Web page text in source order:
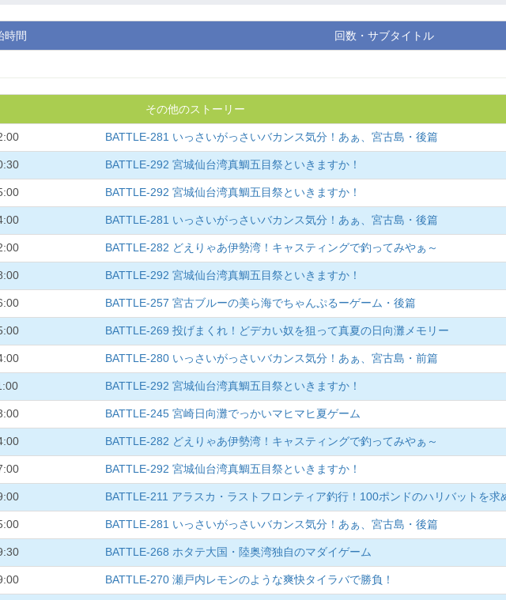
時間 回数・サブタイトル
その他のストーリー
BATTLE-281 いっさいがっさいバカンス気分！あぁ、宮古島・後篇
BATTLE-292 宮城仙台湾真鯛五目祭といきますか！
BATTLE-292 宮城仙台湾真鯛五目祭といきますか！
BATTLE-281 いっさいがっさいバカンス気分！あぁ、宮古島・後篇
BATTLE-282 どえりゃあ伊勢湾！キャスティングで釣ってみやぁ～
BATTLE-292 宮城仙台湾真鯛五目祭といきますか！
BATTLE-257 宮古ブルーの美ら海でちゃんぷるーゲーム・後篇
BATTLE-269 投げまくれ！どデカい奴を狙って真夏の日向灘メモリー
BATTLE-280 いっさいがっさいバカンス気分！あぁ、宮古島・前篇
BATTLE-292 宮城仙台湾真鯛五目祭といきますか！
BATTLE-245 宮崎日向灘でっかいマヒマヒ夏ゲーム
BATTLE-282 どえりゃあ伊勢湾！キャスティングで釣ってみやぁ～
BATTLE-292 宮城仙台湾真鯛五目祭といきますか！
BATTLE‐211 アラスカ・ラストフロンティア釣行！100ポンドのハリバットを求
BATTLE-281 いっさいがっさいバカンス気分！あぁ、宮古島・後篇
BATTLE-268 ホタテ大国・陸奥湾独自のマダイゲーム
BATTLE-270 瀬戸内レモンのような爽快タイラバで勝負！